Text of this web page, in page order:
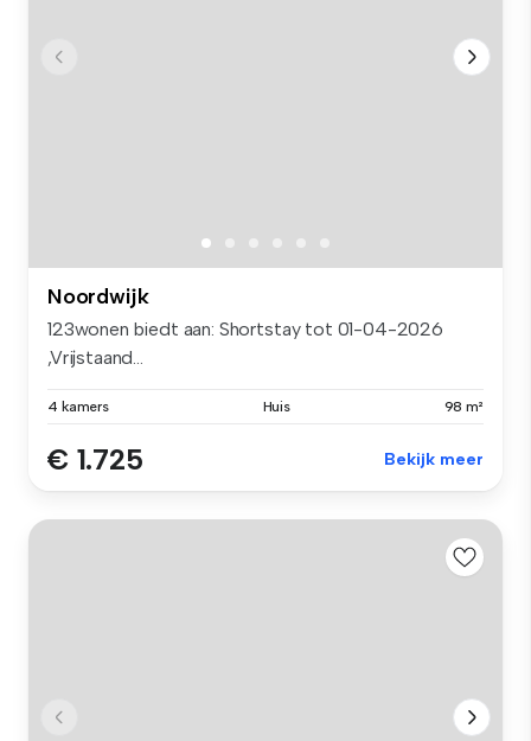
Noordwijk
123wonen biedt aan: Shortstay tot 01-04-2026
,Vrijstaand...
4 kamers Huis 98 m²
€ 1.725 Bekijk meer